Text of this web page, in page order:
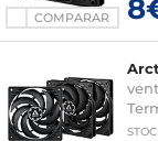
COMPARAR